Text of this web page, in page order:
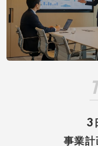
3
事業計